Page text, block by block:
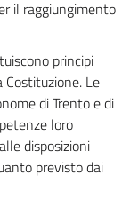
il raggiungimento
principi
Le
di Trento e di
loro
disposizioni
previsto dai